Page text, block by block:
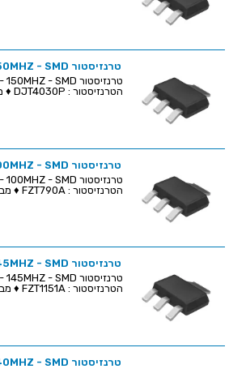
טרנזיסטור PNP - 40V 0.5A - 150MHZ - SMD
הטרנזיסטור : DJT4030P ♦ מבנה הטרנ...
טרנזיסטור PNP - 40V 3A - 100MHZ - SMD
הטרנזיסטור : FZT790A ♦ מבנה הטרנזיס...
טרנזיסטור PNP - 40V 3A - 145MHZ - SMD
הטרנזיסטור : FZT1151A ♦ מבנה הטרנזי...
טרנזיסטור PNP - 60V 3A - 140MHZ - SMD